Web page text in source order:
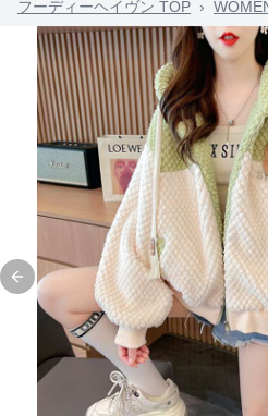
フーディーヘイヴン TOP ›
Previous slide